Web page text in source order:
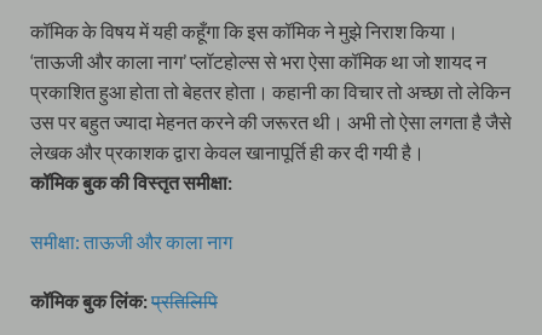
कॉमिक के विषय में यही कहूँगा कि इस कॉमिक ने मुझे निराश किया।
‘ताऊजी और काला नाग’ प्लॉटहोल्स से भरा ऐसा कॉमिक था जो शायद न
प्रकाशित हुआ होता तो बेहतर होता। कहानी का विचार तो अच्छा तो लेकिन
उस पर बहुत ज्यादा मेहनत करने की जरूरत थी। अभी तो ऐसा लगता है जैसे
लेखक और प्रकाशक द्वारा केवल खानापूर्ति ही कर दी गयी है।
कॉमिक बुक की विस्तृत समीक्षा:
समीक्षा: ताऊजी और काला नाग
कॉमिक बुक लिंक:प्रतिलिपि